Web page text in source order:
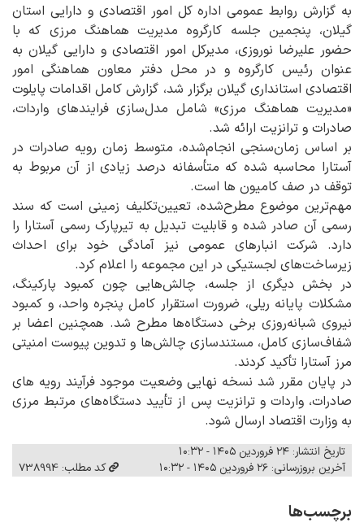
به گزارش روابط عمومی اداره کل امور اقتصادی و دارایی استان
گیلان، پنجمین جلسه کارگروه مدیریت هماهنگ مرزی که با
حضور علیرضا نوروزی، مدیرکل امور اقتصادی و دارایی گیلان به
عنوان رئیس کارگروه و در محل دفتر معاون هماهنگی امور
اقتصادی استانداری گیلان برگزار شد، گزارش کامل اقدامات پایلوت
«مدیریت هماهنگ مرزی» شامل مدل‌سازی فرایندهای واردات،
صادرات و ترانزیت ارائه شد.
بر اساس زمان‌سنجی انجام‌شده، متوسط زمان رویه صادرات در
آستارا محاسبه شده که متأسفانه درصد زیادی از آن مربوط به
توقف در صف کامیون ها است.
مهم‌ترین موضوع مطرح‌شده، تعیین‌تکلیف زمینی است که سند
رسمی آن صادر شده و قابلیت تبدیل به تیرپارک رسمی آستارا را
دارد. شرکت انبارهای عمومی نیز آمادگی خود برای احداث
زیرساخت‌های لجستیکی در این مجموعه را اعلام کرد.
در بخش دیگری از جلسه، چالش‌هایی چون کمبود پارکینگ،
مشکلات پایانه ریلی، ضرورت استقرار کامل پنجره واحد، و کمبود
نیروی شبانه‌روزی برخی دستگاه‌ها مطرح شد. همچنین اعضا بر
شفاف‌سازی کامل، مستندسازی چالش‌ها و تدوین پیوست امنیتی
مرز آستارا تأکید کردند.
در پایان مقرر شد نسخه نهایی وضعیت موجود فرآیند رویه های
صادرات، واردات و ترانزیت پس از تأیید دستگاه‌های مرتبط مرزی
به وزارت اقتصاد ارسال شود.
تاریخ انتشار: ۲۴ فروردین ۱۴۰۵ - ۱۰:۳۲
آخرین بروزرسانی: ۲۶ فروردین ۱۴۰۵ - ۱۰:۳۲
کد مطلب: 738994
برچسب‌ها